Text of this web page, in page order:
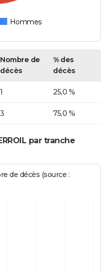
Hommes
Nombre de
décès
% des
décès
1 25,0 %
3 75,0 %
par tranche
de décès (source :